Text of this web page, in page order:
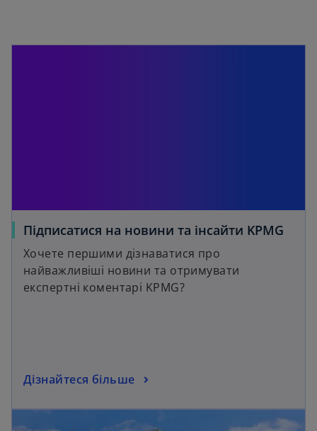
Підписатися на новини та інсайти KPMG
Хочете першими дізнаватися про
найважливіші новини та отримувати
експертні коментарі KPMG?
Дізнайтеся більше